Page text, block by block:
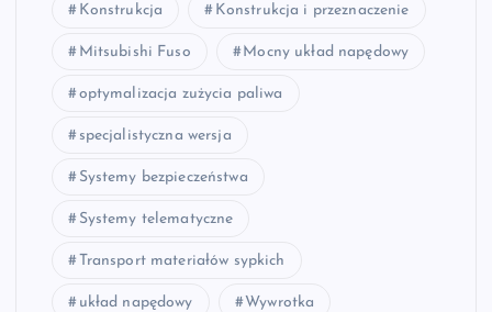
Konstrukcja Konstrukcja i przeznaczenie
Mitsubishi Fuso Mocny układ napędowy
optymalizacja zużycia paliwa
specjalistyczna wersja
Systemy bezpieczeństwa
Systemy telematyczne
Transport materiałów sypkich
układ napędowy Wywrotka